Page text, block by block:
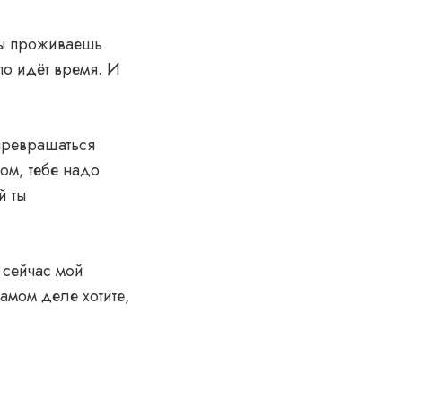
проживаешь
идёт время. И
тебе надо
ты
мой
деле хотите,